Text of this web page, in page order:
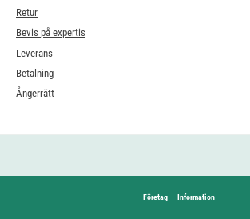
Retur
Bevis på expertis
Leverans
Betalning
Ångerrätt
Företag Information